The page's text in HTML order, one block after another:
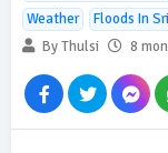
Weather
Floods In
By Thulsi
8